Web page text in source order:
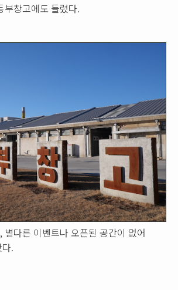
부창고에도 들렸다.
별다른 이벤트나 오픈된 공간이 없어
.